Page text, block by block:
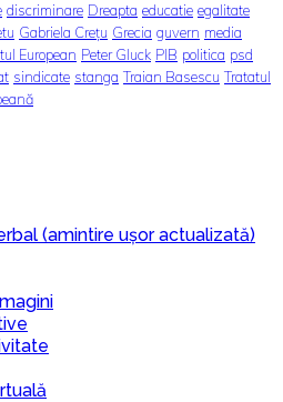
discriminare Dreapta educatie egalitate
Gabriela Crețu Grecia guvern media
European Peter Gluck PIB politica psd
sindicate stanga Traian Basescu Tratatul
(amintire ușor actualizată)